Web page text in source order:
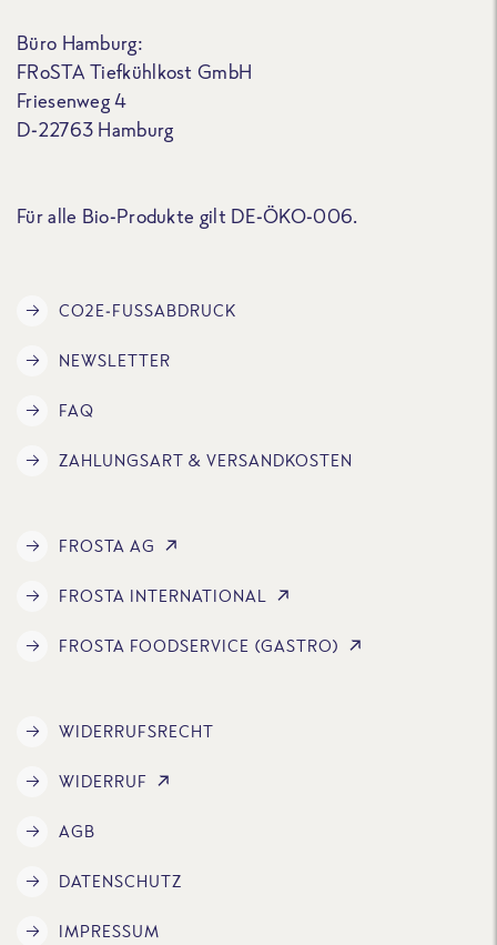
Büro Hamburg:
FRoSTA Tiefkühlkost GmbH
Friesenweg 4
D-22763 Hamburg
Für alle Bio-Produkte gilt DE-ÖKO-006.
CO2E-FUSSABDRUCK
NEWSLETTER
FAQ
ZAHLUNGSART & VERSANDKOSTEN
FROSTA AG
FROSTA INTERNATIONAL
FROSTA FOODSERVICE (GASTRO)
WIDERRUFSRECHT
WIDERRUF
AGB
DATENSCHUTZ
IMPRESSUM